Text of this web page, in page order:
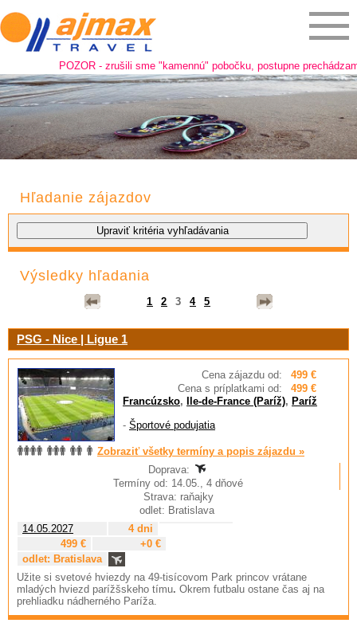
POZOR - zrušili sme "kamennú" pobočku, postupne
Hľadanie zájazdov
Výsledky hľadania
1 2 3 4 5
PSG - Nice | Ligue 1
Cena zájazdu od:
499 €
Cena s príplatkami od:
499 €
Francúzsko, Ile-de-France (Paríž), Paríž
- Športové podujatia
Zobraziť všetky termíny a popis zájazdu »
Doprava:
Termíny od: 14.05., 4 dňové
Strava: raňajky
odlet: Bratislava
14.05.2027
4 dni
499 €
+0 €
odlet: Bratislava
Užite si svetové hviezdy na 49-tisícovom Park princov vrátane
mladých hviezd parížšskeho tímu. Okrem futbalu ostane čas aj na
prehliadku nádherného Paríža.